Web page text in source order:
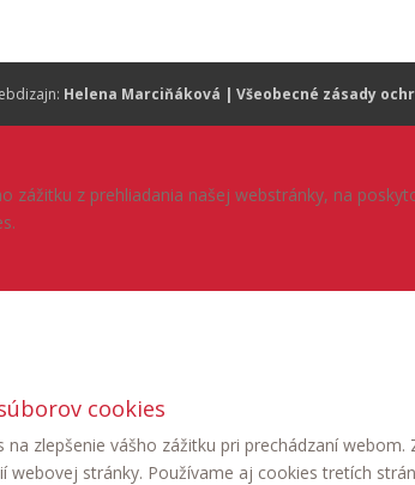
Helena Marciňáková | Všeobecné zásady
zážitku z prehliadania našej webstránky, na
cookies
zlepšenie vášho zážitku pri prechádzaní
webovej stránky. Používame aj cookies tretích